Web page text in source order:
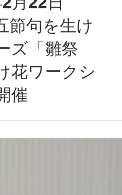
2月22日
節句を生け
ズ「雛祭
花ワークシ